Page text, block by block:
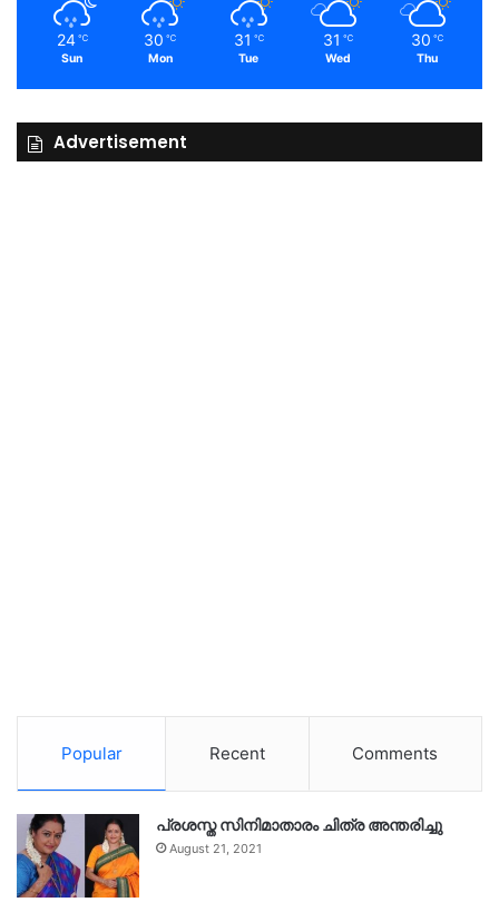
24 ℃
Sun
30 ℃
Mon
31 ℃
Tue
31 ℃
Wed
30 ℃
Thu
Advertisement
Popular Recent Comments
പ്രശസ്ത സിനിമാതാരം ചിത്ര അന്തരിച്ചു
August 21, 2021